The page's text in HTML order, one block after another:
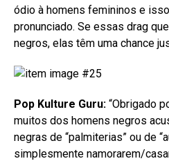
ódio à homens femininos e
pronunciado. Se essas drag
negros, elas têm uma chance
Pop Kulture Guru: “Obrigado
muitos dos homens negros
negras de “palmiterias” ou de
simplesmente namorarem/